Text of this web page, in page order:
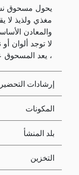
يحول مسحوق
والمعادن
لا توجد ألوان
، يعد المسحوق
إرشادات التحضير
المكونات
بلد المنشأ
التخزين